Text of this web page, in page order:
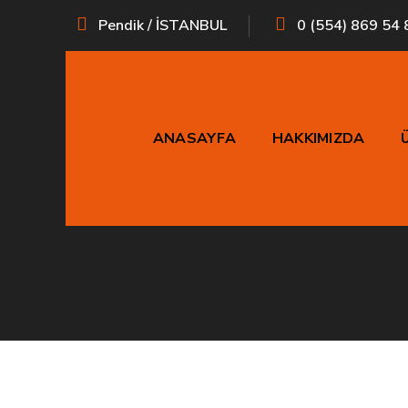
Pendik / İSTANBUL 0 (554) 869 54
ANASAYFA HAKKIMIZDA